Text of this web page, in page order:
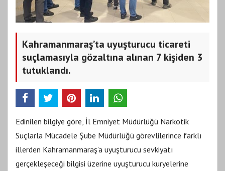
Kahramanmaraş’ta uyuşturucu ticareti
suçlamasıyla gözaltına alınan 7 kişiden 3
tutuklandı.
Edinilen bilgiye göre, İl Emniyet Müdürlüğü Narkotik
Suçlarla Mücadele Şube Müdürlüğü görevlilerince farklı
illerden Kahramanmaraş’a uyuşturucu sevkiyatı
gerçekleşeceği bilgisi üzerine uyuşturucu kuryelerine